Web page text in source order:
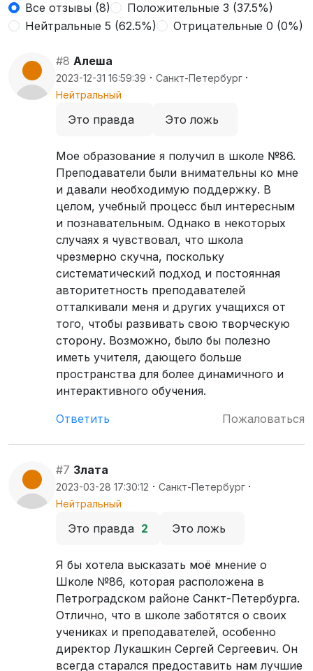
Все отзывы (8)
Положительные 3 (37.5%)
Нейтральные 5 (62.5%)
Отрицательные 0 (0%)
#8 Алеша
2023-12-31 16:59:39 · Санкт-Петербург ·
Нейтральный
Это правда Это ложь
Мое образование я получил в школе №86.
Преподаватели были внимательны ко мне
и давали необходимую поддержку. В
целом, учебный процесс был интересным
и познавательным. Однако в некоторых
случаях я чувствовал, что школа
чрезмерно скучна, поскольку
систематический подход и постоянная
авторитетность преподавателей
отталкивали меня и других учащихся от
того, чтобы развивать свою творческую
сторону. Возможно, было бы полезно
иметь учителя, дающего больше
пространства для более динамичного и
интерактивного обучения.
Ответить
Пожаловаться
#7 Злата
2023-03-28 17:30:12 · Санкт-Петербург ·
Нейтральный
Это правда 2 Это ложь
Я бы хотела высказать моё мнение о
Школе №86, которая расположена в
Петроградском районе Санкт-Петербурга.
Отлично, что в школе заботятся о своих
учениках и преподавателей, особенно
директор Лукашкин Сергей Сергеевич. Он
всегда старался предоставить нам лучшие